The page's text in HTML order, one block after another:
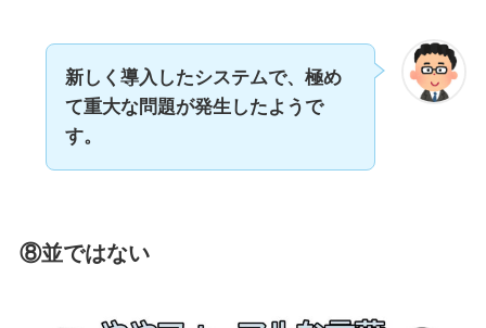
新しく導入したシステムで、極め
て重大な問題が発生したようで
す。
⑧並ではない